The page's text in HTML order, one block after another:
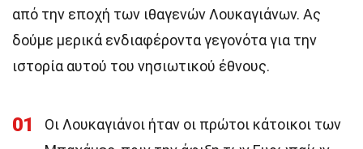
από την εποχή των ιθαγενών Λουκαγιάνων. Ας
δούμε μερικά ενδιαφέροντα γεγονότα για την
ιστορία αυτού του νησιωτικού έθνους.
01
Οι Λουκαγιάνοι ήταν οι πρώτοι κάτοικοι των